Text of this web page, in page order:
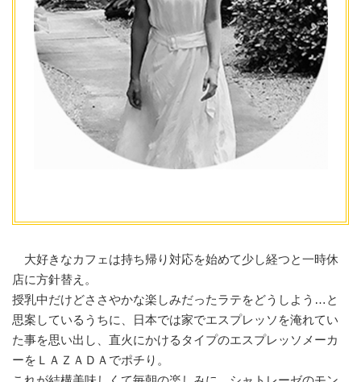
大好きなカフェは持ち帰り対応を始めて少し経つと一時休
店に方針替え。
授乳中だけどささやかな楽しみだったラテをどうしよう…と
思案しているうちに、日本では家でエスプレッソを淹れてい
た事を思い出し、直火にかけるタイプのエスプレッソメーカ
ーをＬＡＺＡＤＡでポチり。